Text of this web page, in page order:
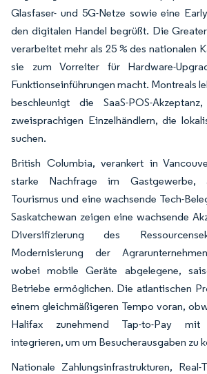
Glasfaser- und 5G-Netze sowie eine
den digitalen Handel begrüßt. Die
verarbeitet mehr als 25 % des nationalen
sie zum Vorreiter für Hardware-
Funktionseinführungen macht. Montreals
beschleunigt die SaaS-POS-
zweisprachigen Einzelhändlern, die
suchen.
British Columbia, verankert in
starke Nachfrage im Gastgewerbe,
Tourismus und eine wachsende Tech-
Saskatchewan zeigen eine wachsende
Diversifizierung des
Modernisierung der
wobei mobile Geräte abgelegene,
Betriebe ermöglichen. Die atlantischen
einem gleichmäßigeren Tempo voran,
Halifax zunehmend Tap-to-Pay mit
integrieren, um um Besucherausgaben zu
Nationale Zahlungsinfrastrukturen,